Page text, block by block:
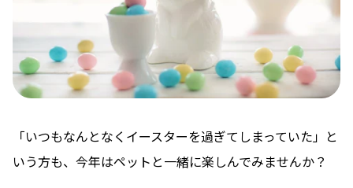
「いつもなんとなくイースターを過ぎてしまっていた」と
いう方も、今年はペットと一緒に楽しんでみませんか？